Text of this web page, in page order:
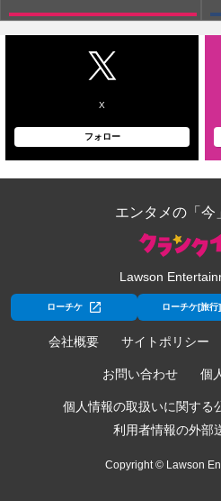
X
フォロー
エンタメの「今
Lawson
ローチケ ローチケ[旅行]
会社概要 サイトポリシー
お問い合わせ 個
個人情報の取扱いに関する
利用者情報の外部
Copyright © Lawson